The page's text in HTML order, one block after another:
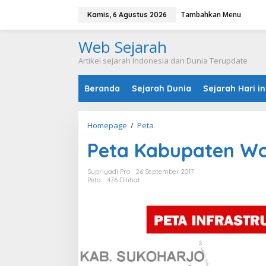
Kamis, 6 Agustus 2026 Tambahkan Menu
Web Sejarah
Artikel sejarah Indonesia dan Dunia Terupdate
Beranda Sejarah Dunia Sejarah Hari
Homepage / Peta
t
a
K
a
t
n
Peta Kabupaten
Supriyadi Pro
26 September 2017
Peta
476 Dilihat